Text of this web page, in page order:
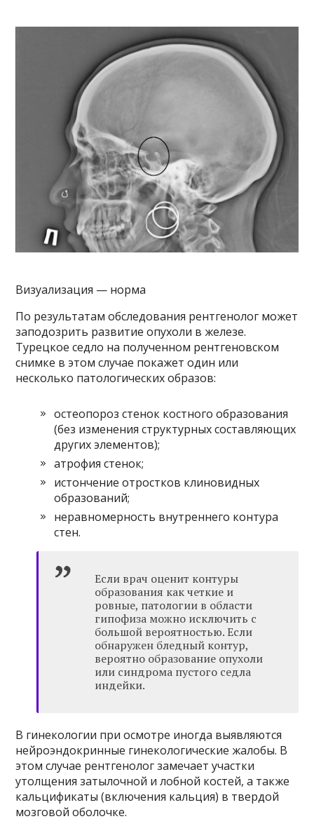
Визуализация — норма
По результатам обследования рентгенолог может
заподозрить развитие опухоли в железе.
Турецкое седло на полученном рентгеновском
снимке в этом случае покажет один или
несколько патологических образов:
остеопороз стенок костного образования
(без изменения структурных составляющих
других элементов);
атрофия стенок;
истончение отростков клиновидных
образований;
неравномерность внутреннего контура
стен.
Если врач оценит контуры
образования как четкие и
ровные, патологии в области
гипофиза можно исключить с
большой вероятностью. Если
обнаружен бледный контур,
вероятно образование опухоли
или синдрома пустого седла
индейки.
В гинекологии при осмотре иногда выявляются
нейроэндокринные гинекологические жалобы. В
этом случае рентгенолог замечает участки
утолщения затылочной и лобной костей, а также
кальцификаты (включения кальция) в твердой
мозговой оболочке.